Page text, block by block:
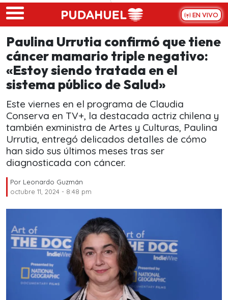
Skip to main content
EN VIVO
Paulina Urrutia confirmó que tiene
cáncer mamario triple negativo:
«Estoy siendo tratada en el
sistema público de Salud»
Este viernes en el programa de Claudia
Conserva en TV+, la destacada actriz chilena y
también exministra de Artes y Culturas, Paulina
Urrutia, entregó delicados detalles de cómo
han sido sus últimos meses tras ser
diagnosticada con cáncer.
Por Leonardo Guzmán
octubre 11, 2024 - 8:48 pm